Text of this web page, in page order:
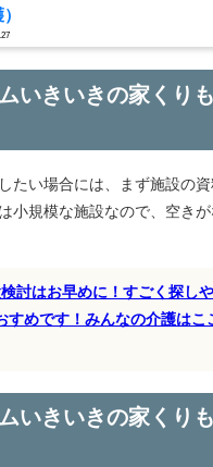
いきいきの家くり
たい場合には、まず施設の
小規模な施設なので、空き
討はお早めに！すごく探し
すめです！みんなの介護はこ
いきいきの家くり